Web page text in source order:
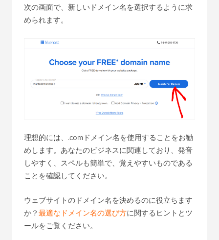
次の画面で、新しいドメイン名を選択するように求
められます。
理想的には、.comドメイン名を使用することをお勧
めします。あなたのビジネスに関連しており、発音
しやすく、スペルも簡単で、覚えやすいものである
ことを確認してください。
ウェブサイトのドメイン名を決めるのに役立ちます
か？最適なドメイン名の選び方に関するヒントとツ
ールをご覧ください。